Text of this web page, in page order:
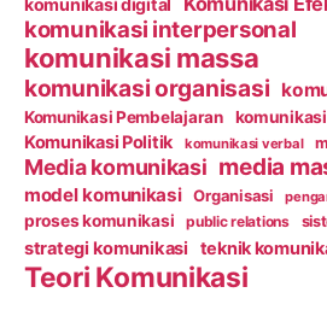
komunikasi digital
komunikasi interpersonal
komunikasi massa
komunikasi organisasi
Komunikasi Pembelajaran
Komunikasi Politik komunikasi verbal
Media komunikasi media
model komunikasi Organisasi
proses komunikasi public relations
strategi komunikasi teknik
Teori Komunikasi